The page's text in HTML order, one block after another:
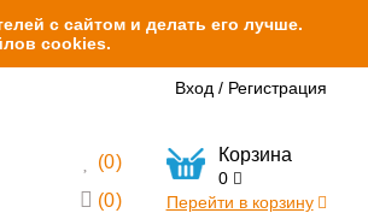
с сайтом и делать его лучше.
cookies.
Вход / Регистрация
(0)
(0)
Корзина
0
Перейти в корзину